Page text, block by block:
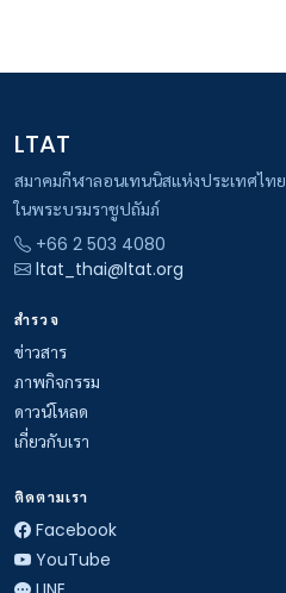
LTAT
สมาคมกีฬาลอนเทนนิสแห่งประเทศไทย
ในพระบรมราชูปถัมภ์
+66 2 503 4080
ltat_thai@ltat.org
สำรวจ
ข่าวสาร
ภาพกิจกรรม
ดาวน์โหลด
เกี่ยวกับเรา
ติดตามเรา
Facebook
YouTube